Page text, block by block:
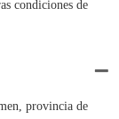
condiciones de
provincia de